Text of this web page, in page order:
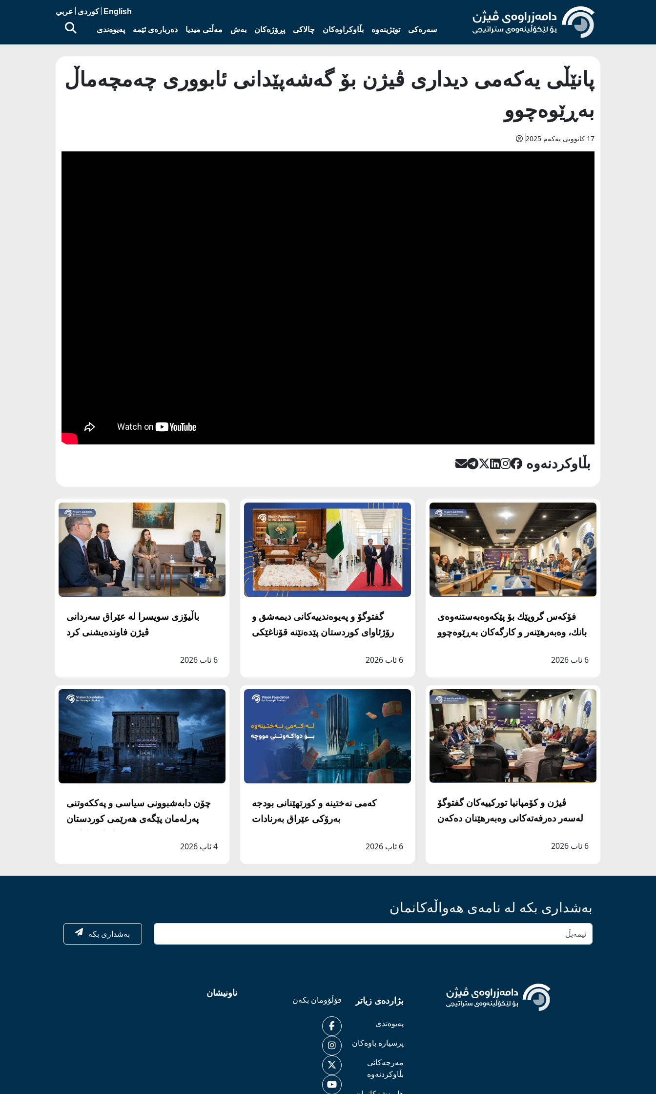
English
|کوردی | عربي
سەرەکی توێژینەوە بڵاوکراوەکان چالاکی پڕۆژەکان بەش مەڵتی میدیا دەربارەی ئێمە پەیوەندی
پانێڵی یەکەمی دیداری ڤیژن بۆ گەشەپێدانی ئابووری چەمچەماڵ
بەڕێوەچوو
17 کانوونی یەکەم 2025
بڵاوکردنەوە
فۆكه‌س گروپێك بۆ پێكه‌وه‌به‌ستنه‌وه‌ى
بانك، وه‌به‌رهێنه‌ر و كارگه‌كان به‌ڕێوه‌چوو
6 ئاب 2026
گفتوگۆ و پەیوەندییەکانی دیمەشق و
رۆژئاوای کوردستان پێدەنێنە قۆناغێکی
6 ئاب 2026
باڵيۆزى سويسرا له‌ عێراق سه‌ردانى
ڤيژن فاونده‌يشنى كرد
6 ئاب 2026
ڤیژن و کۆمپانیا تورکییەکان گفتوگۆ
لەسەر دەرفەتەکانی وەبەرهێنان دەکەن
6 ئاب 2026
کەمی نەختینە و کورتهێنانی بودجە
بەرۆکی عێراق بەرنادات
6 ئاب 2026
چۆن دابەشبوونی سیاسی و پەککەوتنی
پەرلەمان پێگەی هەرێمی کوردستان
لاواز دەکات؟
4 ئاب 2026
بەشداری بکە لە نامەی هەواڵەکانمان
بەشداری بکە
بژاردەی زیاتر
پەیوەندی
پرسیارە باوەکان
مەرجەکانی
بڵاوکردنەوە
فۆڵۆومان بکەن
ناونیشان